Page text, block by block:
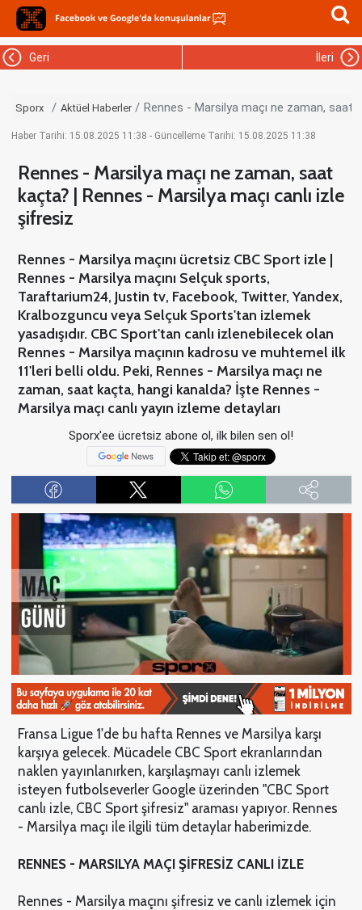
Geri İleri
Sporx Aktüel Haberler Rennes - Marsilya maçı ne zaman, saat
Haber Tarihi: 15.08.2025 11:38 - Güncelleme Tarihi: 15.08.2025 11:38
Rennes - Marsilya maçı ne zaman, saat
kaçta? | Rennes - Marsilya maçı canlı izle
şifresiz
Rennes - Marsilya maçını ücretsiz CBC Sport izle |
Rennes - Marsilya maçını Selçuk sports,
Taraftarium24, Justin tv, Facebook, Twitter, Yandex,
Kralbozguncu veya Selçuk Sports'tan izlemek
yasadışıdır. CBC Sport'tan canlı izlenebilecek olan
Rennes - Marsilya maçının kadrosu ve muhtemel ilk
11'leri belli oldu. Peki, Rennes - Marsilya maçı ne
zaman, saat kaçta, hangi kanalda? İşte Rennes -
Marsilya maçı canlı yayın izleme detayları
Sporx'ee ücretsiz abone ol, ilk bilen sen ol!
Fransa Ligue 1'de bu hafta Rennes ve Marsilya karşı
karşıya gelecek. Mücadele CBC Sport ekranlarından
naklen yayınlanırken, karşılaşmayı canlı izlemek
isteyen futbolseverler Google üzerinden "CBC Sport
canlı izle, CBC Sport şifresiz" araması yapıyor. Rennes
- Marsilya maçı ile ilgili tüm detaylar haberimizde.
RENNES - MARSILYA MAÇI ŞİFRESİZ CANLI İZLE
Rennes - Marsilya maçını şifresiz ve canlı izlemek için